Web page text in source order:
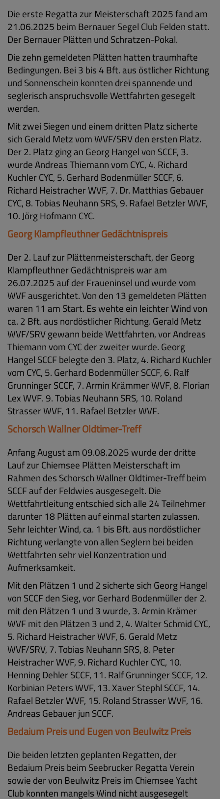
Die erste Regatta zur Meisterschaft 2025 fand am
21.06.2025 beim Bernauer Segel Club Felden statt.
Der Bernauer Plätten und Schratzen-Pokal.
Die zehn gemeldeten Plätten hatten traumhafte
Bedingungen. Bei 3 bis 4 Bft. aus östlicher Richtung
und Sonnenschein konnten drei spannende und
seglerisch anspruchsvolle Wettfahrten gesegelt
werden.
Mit zwei Siegen und einem dritten Platz sicherte
sich Gerald Metz vom WVF/SRV den ersten Platz.
Der 2. Platz ging an Georg Hangel von SCCF, 3.
wurde Andreas Thiemann vom CYC, 4. Richard
Kuchler CYC, 5. Gerhard Bodenmüller SCCF, 6.
Richard Heistracher WVF, 7. Dr. Matthias Gebauer
CYC, 8. Tobias Neuhann SRS, 9. Rafael Betzler WVF,
10. Jörg Hofmann CYC.
Georg Klampfleuthner Gedächtnispreis
Der 2. Lauf zur Plättenmeisterschaft, der Georg
Klampfleuthner Gedächtnispreis war am
26.07.2025 auf der Fraueninsel und wurde vom
WVF ausgerichtet. Von den 13 gemeldeten Plätten
waren 11 am Start. Es wehte ein leichter Wind von
ca. 2 Bft. aus nordöstlicher Richtung. Gerald Metz
WVF/SRV gewann beide Wettfahrten, vor Andreas
Thiemann vom CYC der zweiter wurde. Georg
Hangel SCCF belegte den 3. Platz, 4. Richard Kuchler
vom CYC, 5. Gerhard Bodenmüller SCCF, 6. Ralf
Grunninger SCCF, 7. Armin Krämmer WVF, 8. Florian
Lex WVF. 9. Tobias Neuhann SRS, 10. Roland
Strasser WVF, 11. Rafael Betzler WVF.
Schorsch Wallner Oldtimer-Treff
Anfang August am 09.08.2025 wurde der dritte
Lauf zur Chiemsee Plätten Meisterschaft im
Rahmen des Schorsch Wallner Oldtimer-Treff beim
SCCF auf der Feldwies ausgesegelt. Die
Wettfahrtleitung entschied sich alle 24 Teilnehmer
darunter 18 Plätten auf einmal starten zulassen.
Sehr leichter Wind, ca. 1 bis Bft. aus nordöstlicher
Richtung verlangte von allen Seglern bei beiden
Wettfahrten sehr viel Konzentration und
Aufmerksamkeit.
Mit den Plätzen 1 und 2 sicherte sich Georg Hangel
von SCCF den Sieg, vor Gerhard Bodenmüller der 2.
mit den Plätzen 1 und 3 wurde, 3. Armin Krämer
WVF mit den Plätzen 3 und 2, 4. Walter Schmid CYC,
5. Richard Heistracher WVF, 6. Gerald Metz
WVF/SRV, 7. Tobias Neuhann SRS, 8. Peter
Heistracher WVF, 9. Richard Kuchler CYC, 10.
Henning Dehler SCCF, 11. Ralf Grunninger SCCF, 12.
Korbinian Peters WVF, 13. Xaver Stephl SCCF, 14.
Rafael Betzler WVF, 15. Roland Strasser WVF, 16.
Andreas Gebauer jun SCCF.
Bedaium Preis und Eugen von Beulwitz Preis
Die beiden letzten geplanten Regatten, der
Bedaium Preis beim Seebrucker Regatta Verein
sowie der von Beulwitz Preis im Chiemsee Yacht
Club konnten mangels Wind nicht ausgesegelt